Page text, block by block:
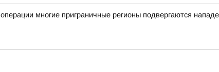
многие приграничные регионы подвергаются